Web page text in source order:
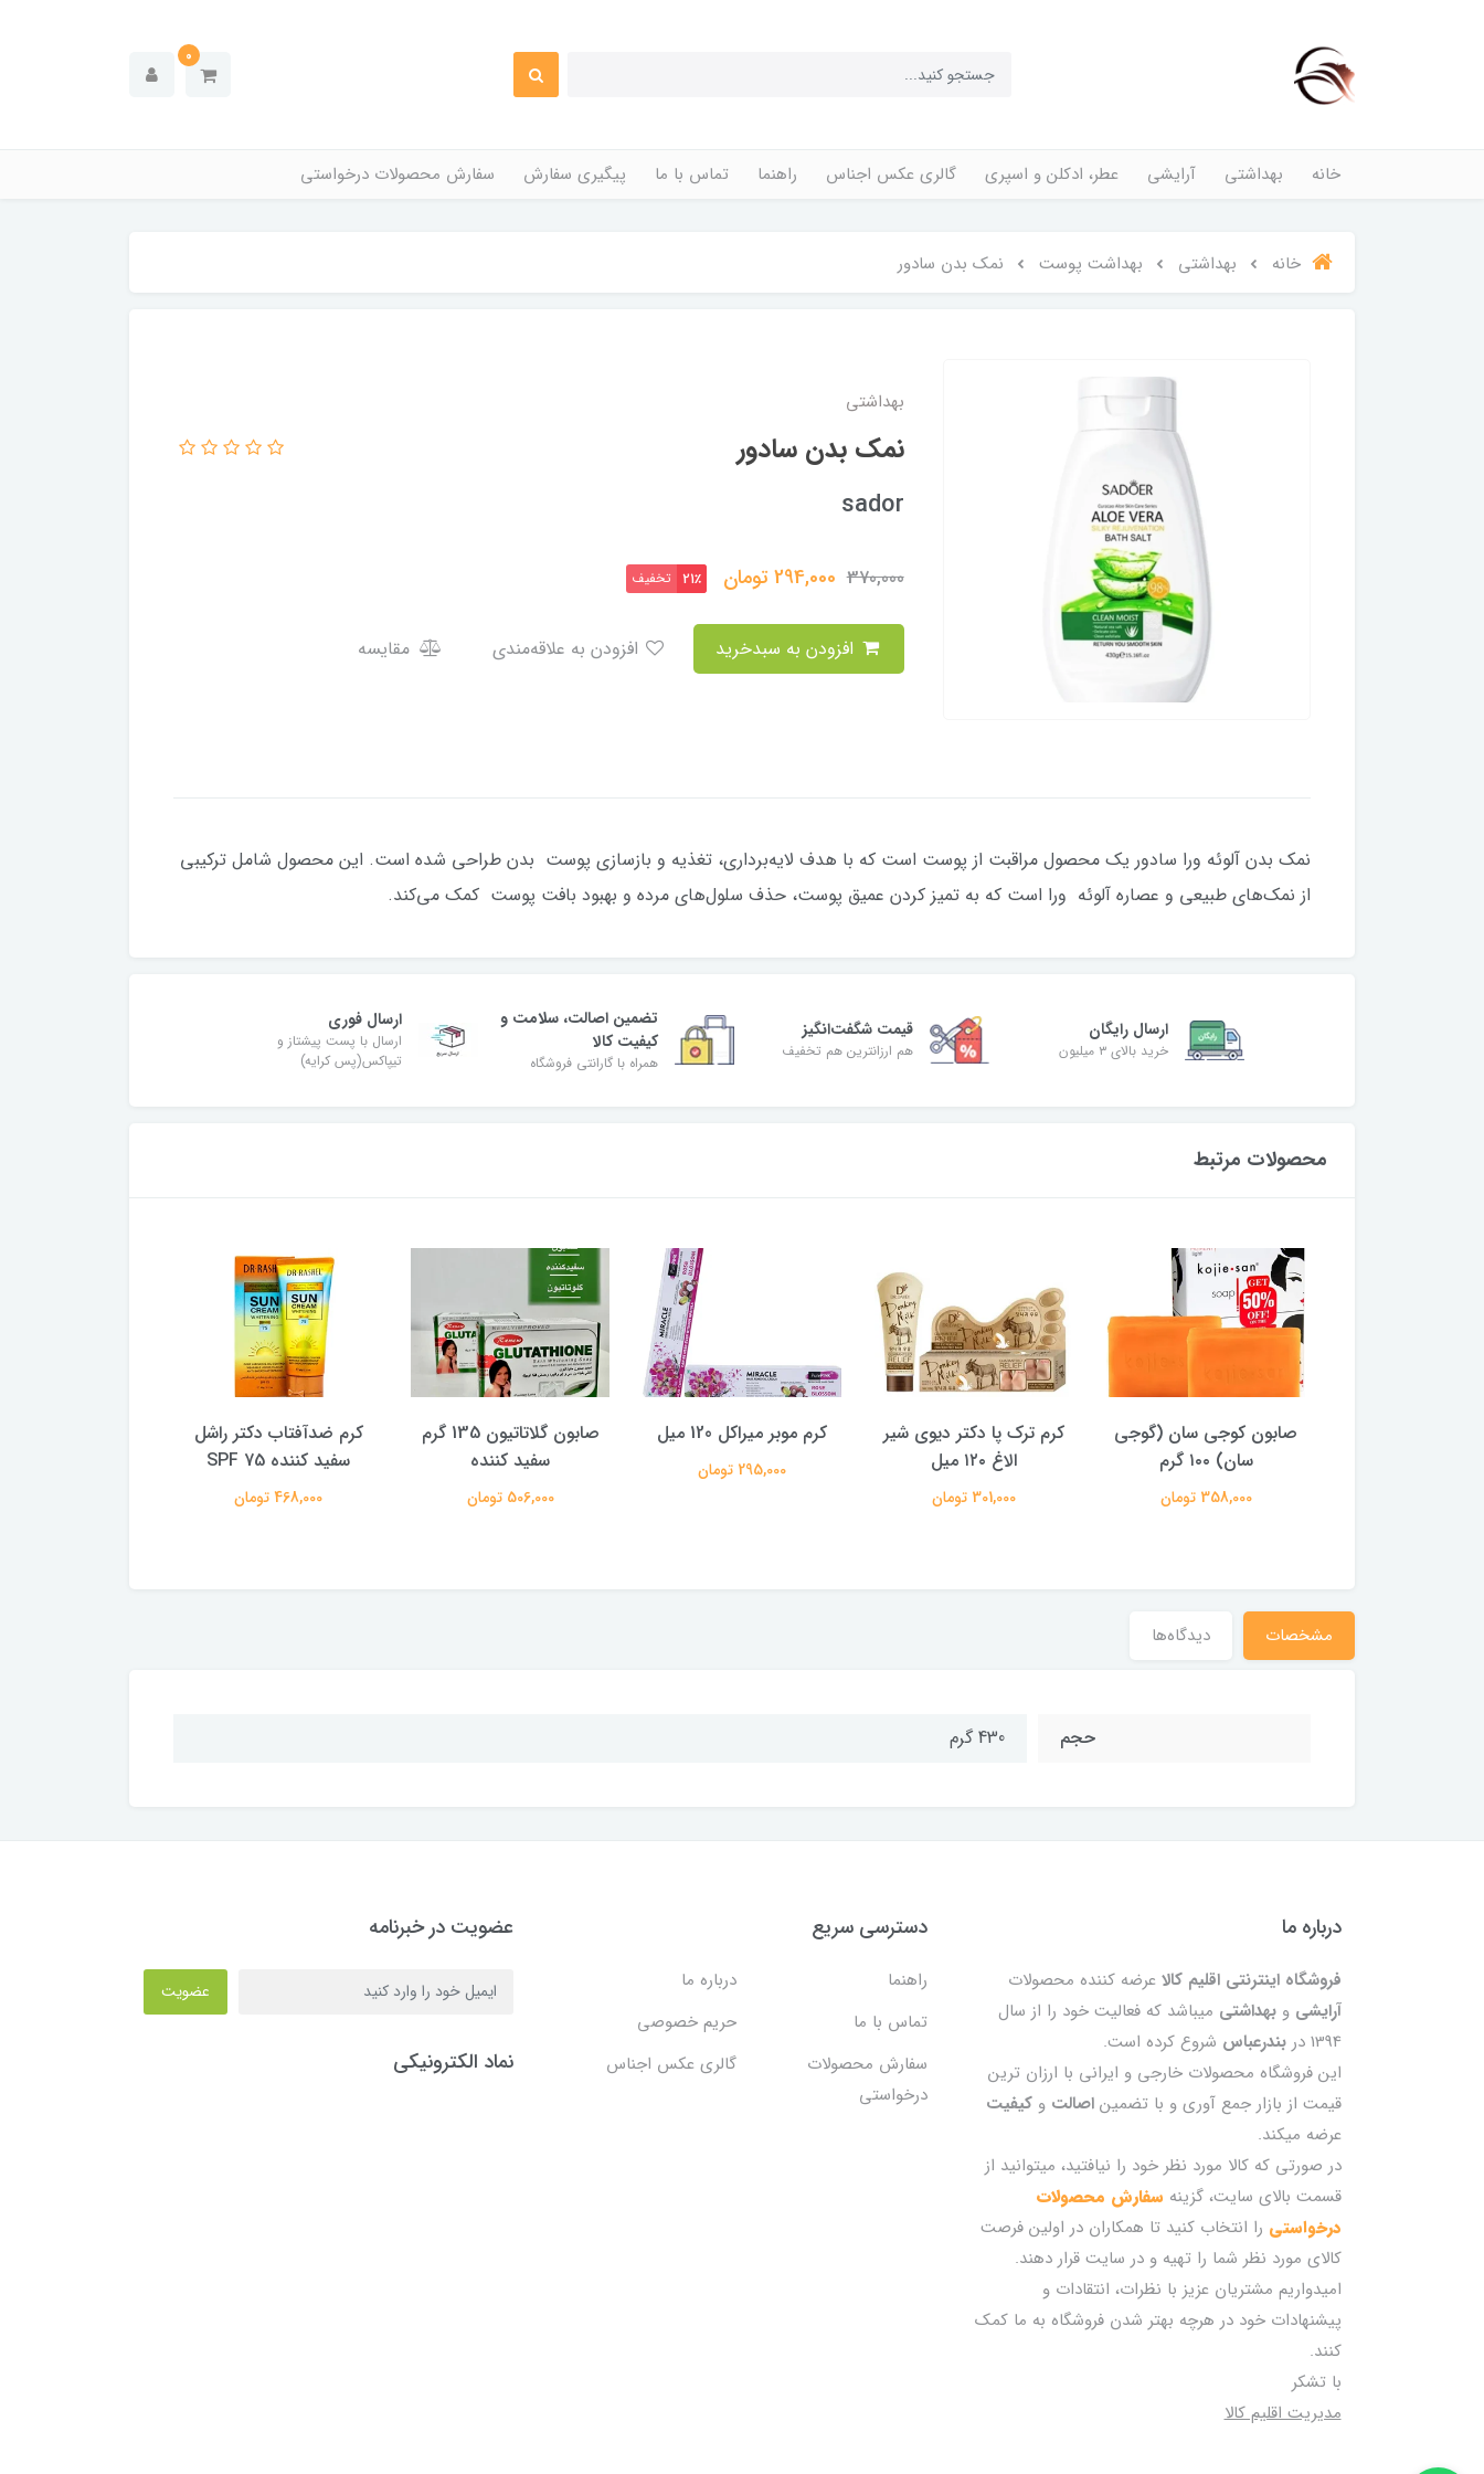
0
خانه بهداشتی آرایشی عطر، ادکلن و اسپری گالری عکس اجناس راهنما تماس با ما پیگیری سفارش سفارش محصولات درخواستی
خانه بهداشتی بهداشت پوست نمک بدن سادور
بهداشتی
نمک بدن سادور
sador
370,000
294,000تومان 21٪ تخفیف
مقایسه
نمک بدن آلوئه ورا سادور یک محصول مراقبت از پوست است که با هدف لایه‌برداری، تغذیه و بازسازی پوست بدن طراحی شده است. این محصول شامل ترکیبی
از نمک‌های طبیعی و عصاره آلوئه ورا است که به تمیز کردن عمیق پوست، حذف سلول‌های مرده و بهبود بافت پوست کمک می‌کند.
ارسال رایگان
خرید بالای ۳ میلیون
قیمت شگفت‌انگیز
هم ارزانترین هم تخفیف
تضمین اصالت، سلامت و
کیفیت کالا
همراه با گارانتی فروشگاه
ارسال فوری
ارسال با پست پیشتاز و
تیپاکس(پس کرایه)
محصولات مرتبط
صابون کوجی سان (گوجی
سان) ۱۰۰ گرم
358,000 تومان
کرم ترک پا دکتر دیوی شیر
الاغ ۱۲۰ میل
301,000 تومان
کرم موبر میراکل 120 میل
295,000 تومان
صابون گلاتاتیون 135 گرم
سفید کننده
506,000 تومان
کرم ضدآفتاب دکتر راشل
سفید کننده SPF 75
468,000 تومان
مشخصات دیدگاه‌ها
حجم 430 گرم
درباره ما
فروشگاه اینترنتی اقلیم کالا عرضه کننده محصولات
آرایشیوبهداشتی میباشد که فعالیت خود را از سال
1394 در
بندرعباس شروع کرده است.
این فروشگاه محصولات خارجی و ایرانی با ارزان ترین
قیمت از بازار جمع آوری و با تضمیناصالتوکیفیت
عرضه میکند.
در صورتی که کالا مورد نظر خود را نیافتید، میتوانید از
قسمت بالای سایت، گزینه سفارش محصولات
درخواستی را انتخاب کنید تا همکاران در اولین فرصت
کالای مورد نظر شما را تهیه و در سایت قرار دهند.
امیدواریم مشتریان عزیز با نظرات، انتقادات و
پیشنهادات خود در هرچه بهتر شدن فروشگاه به ما کمک
کنند.
با تشکر
مدیریت اقلیم کالا
دسترسی سریع
راهنما
درباره ما
تماس با ما
حریم خصوصی
سفارش محصولات
درخواستی
گالری عکس اجناس
عضویت در خبرنامه
عضویت
نماد الکترونیکی